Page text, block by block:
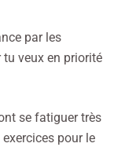
par les
tu veux en priorité
se fatiguer très
pour le